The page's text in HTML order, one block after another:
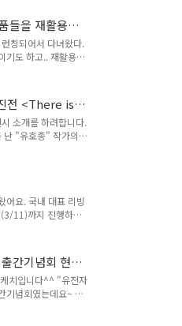
리게 돌려도 ..
획초대전이 4월 17
하정우의 그림을
회에 가서 본 적은 없
.. 감각이 넘쳐나는 작
4/17 – 8/16 장소 :
들을 재활용한
자켓,바지
칭되어서 다녀왔다.
기도 하고.. 재활용브
하고..^^ 코오롱그룹
되는 새 제품들은 연
을 소각하는 대신!
드가 바로 래코드. 아
킨 예로 볼 수 있겠
만들었다고 한다.
대 그 이상이었다!
전 <There is
개~^^
소개를 하려합니다.
"유호종" 작가의 개
3월 21일 수요일부
인 화요일은 pm1
리입니다. 5호선 광
은 사진들을 보고 싶
다. 생각보다 공간이
이렇게 쭉 작품들
이예요. ^^ 아트상품
어요. 국내 대표 리빙
11)까지 진행하니
테리어나 잡다한 소
샥~ 리빙디자인페어
main/ 리빙디자인
아래부터는 줄리
정도 걸려서 다 본
간기념회 현장
프터클리닉)
치입니다^^ "유전자
기념회였는데요~ 청
앤에프터)" 원장님